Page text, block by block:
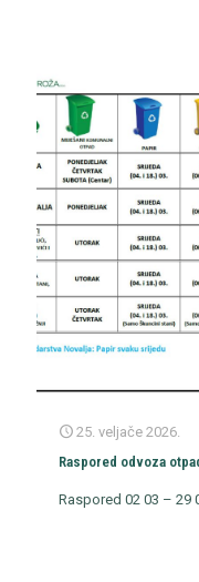
25. veljače 2026.
Raspored odvoza
Raspored 02 03 – 29